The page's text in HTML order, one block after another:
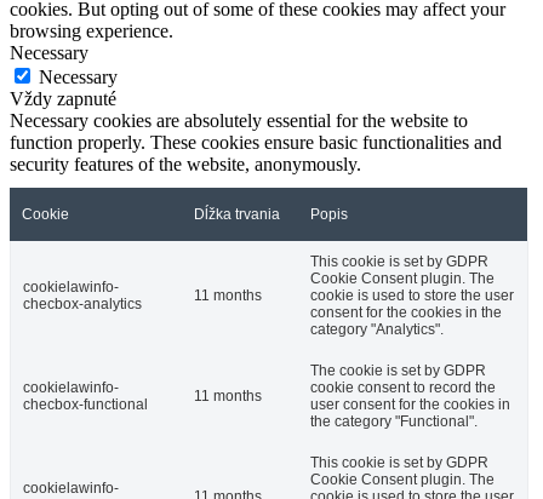
cookies. But opting out of some of these cookies may affect your
browsing experience.
Necessary
Necessary
Vždy zapnuté
Necessary cookies are absolutely essential for the website to
function properly. These cookies ensure basic functionalities and
security features of the website, anonymously.
Cookie Dĺžka trvania Popis
cookielawinfo-
checbox-analytics
11 months
This cookie is set by GDPR
Cookie Consent plugin. The
cookie is used to store the user
consent for the cookies in the
category "Analytics".
cookielawinfo-
checbox-functional
11 months
The cookie is set by GDPR
cookie consent to record the
user consent for the cookies in
the category "Functional".
cookielawinfo-
This cookie is set by GDPR
Cookie Consent plugin. The